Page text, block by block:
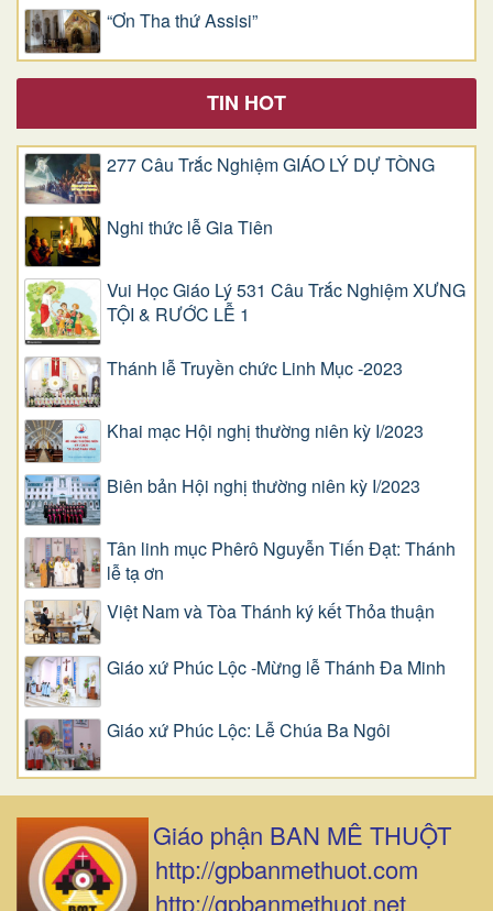
“Ơn Tha thứ Assisi”
TIN HOT
277 Câu Trắc Nghiệm GIÁO LÝ DỰ TÒNG
Nghi thức lễ Gia Tiên
Vui Học Giáo Lý 531 Câu Trắc Nghiệm XƯNG
TỘI & RƯỚC LỄ 1
Thánh lễ Truyền chức Linh Mục -2023
Khai mạc Hội nghị thường niên kỳ I/2023
Biên bản Hội nghị thường niên kỳ I/2023
Tân linh mục Phêrô Nguyễn Tiến Đạt: Thánh
lễ tạ ơn
Việt Nam và Tòa Thánh ký kết Thỏa thuận
Giáo xứ Phúc Lộc -Mừng lễ Thánh Đa Minh
Giáo xứ Phúc Lộc: Lễ Chúa Ba Ngôi
Giáo phận BAN MÊ THUỘT
http://gpbanmethuot.com
http://gpbanmethuot.net